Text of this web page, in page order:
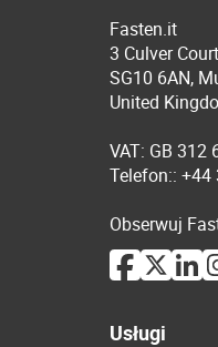
Fasten.it
3 Culver
SG10 6AN,
United
VAT: GB 312
Telefon::
Obserwuj
Usługi